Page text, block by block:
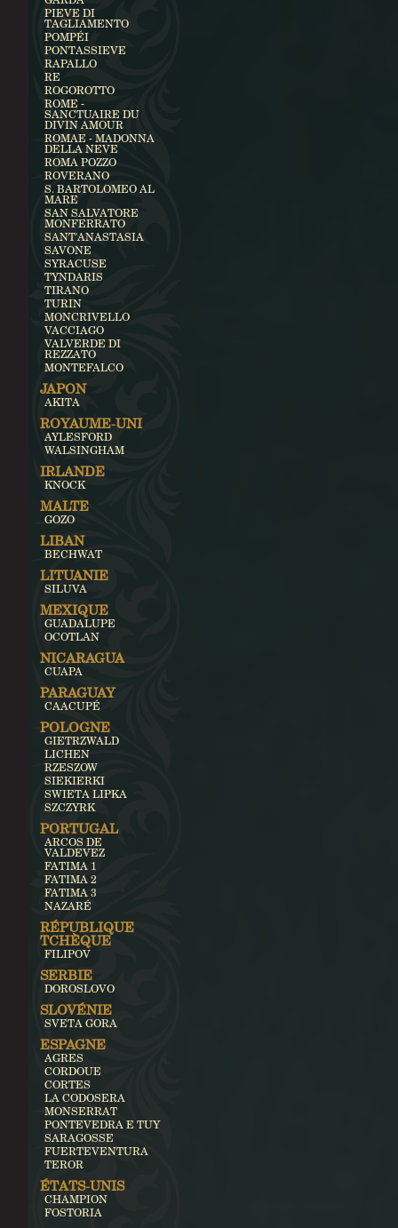
PIEVE DI
TAGLIAMENTO
POMPÉI
PONTASSIEVE
RAPALLO
RE
ROGOROTTO
ROME -
SANCTUAIRE DU
DIVIN AMOUR
ROMAE - MADONNA
DELLA NEVE
ROMA POZZO
ROVERANO
S. BARTOLOMEO AL
MARE
SAN SALVATORE
MONFERRATO
SANT'ANASTASIA
SAVONE
SYRACUSE
TYNDARIS
TIRANO
TURIN
MONCRIVELLO
VACCIAGO
VALVERDE DI
REZZATO
MONTEFALCO
JAPON
AKITA
ROYAUME-UNI
AYLESFORD
WALSINGHAM
IRLANDE
KNOCK
MALTE
GOZO
LIBAN
BECHWAT
LITUANIE
SILUVA
MEXIQUE
GUADALUPE
OCOTLAN
NICARAGUA
CUAPA
PARAGUAY
CAACUPÉ
POLOGNE
GIETRZWALD
LICHEN
RZESZOW
SIEKIERKI
SWIETA LIPKA
SZCZYRK
PORTUGAL
ARCOS DE
VALDEVEZ
FATIMA 1
FATIMA 2
FATIMA 3
NAZARÉ
RÉPUBLIQUE
TCHÈQUE
FILIPOV
SERBIE
DOROSLOVO
SLOVÉNIE
SVETA GORA
ESPAGNE
AGRES
CORDOUE
CORTES
LA CODOSERA
MONSERRAT
PONTEVEDRA E TUY
SARAGOSSE
FUERTEVENTURA
TEROR
ÉTATS-UNIS
CHAMPION
FOSTORIA